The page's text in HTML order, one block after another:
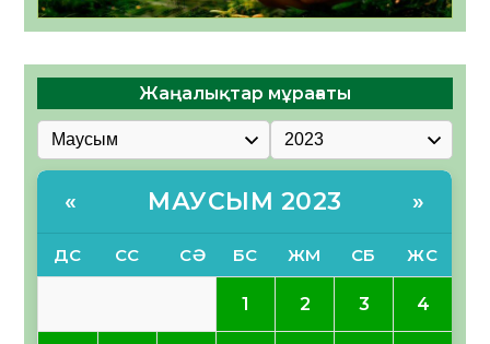
Жаңалықтар мұрағаты
« МАУСЫМ 2023 »
ДС СС СӘ БС ЖМ СБ ЖС
1 2 3 4